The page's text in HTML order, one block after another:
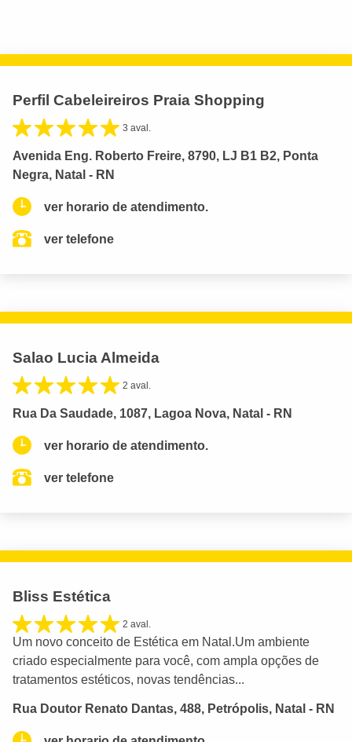
Perfil Cabeleireiros Praia Shopping
3 aval.
Avenida Eng. Roberto Freire, 8790, LJ B1 B2, Ponta
Negra, Natal - RN
ver horario de atendimento.
ver telefone
Salao Lucia Almeida
2 aval.
Rua Da Saudade, 1087, Lagoa Nova, Natal - RN
ver horario de atendimento.
ver telefone
Bliss Estética
2 aval.
Um novo conceito de Estética em Natal.Um ambiente
criado especialmente para você, com ampla opções de
tratamentos estéticos, novas tendências...
Rua Doutor Renato Dantas, 488, Petrópolis, Natal - RN